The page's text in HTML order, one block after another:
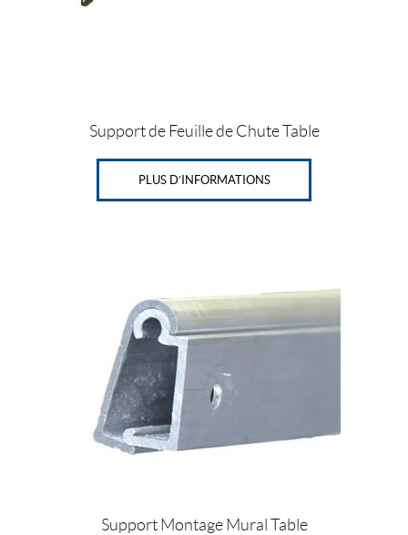
Support de Feuille de Chute Table
PLUS D’INFORMATIONS
Support Montage Mural Table